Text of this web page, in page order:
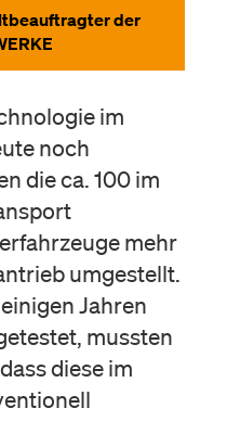
der
im
noch
die ca. 100 im
mehr
umgestellt.
Jahren
mussten
diese im